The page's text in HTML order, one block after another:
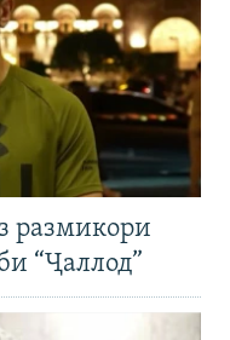
размикори
“Ҷаллод”